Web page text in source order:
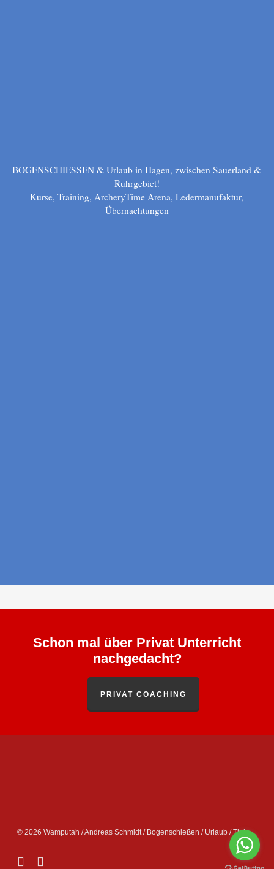
BOGENSCHIESSEN & Urlaub in Hagen, zwischen Sauerland &
Ruhrgebiet!
Kurse, Training, ArcheryTime Arena, Ledermanufaktur,
Übernachtungen
Schon mal über Privat Unterricht
nachgedacht?
PRIVAT COACHING
© 2026 Wamputah / Andreas Schmidt / Bogenschießen / Urlaub / Tipis.
facebookinstagram